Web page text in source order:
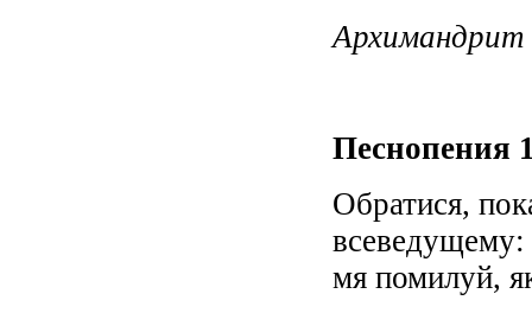
Архимандрит
Песнопения
Обратися,
мя помилуй,